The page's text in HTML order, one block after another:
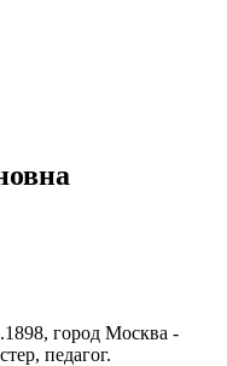
город Москва -
педагог.